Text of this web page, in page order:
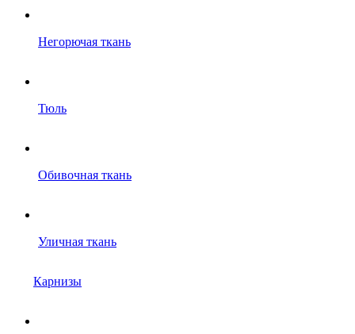
Негорючая ткань
Тюль
Обивочная ткань
Уличная ткань
Карнизы